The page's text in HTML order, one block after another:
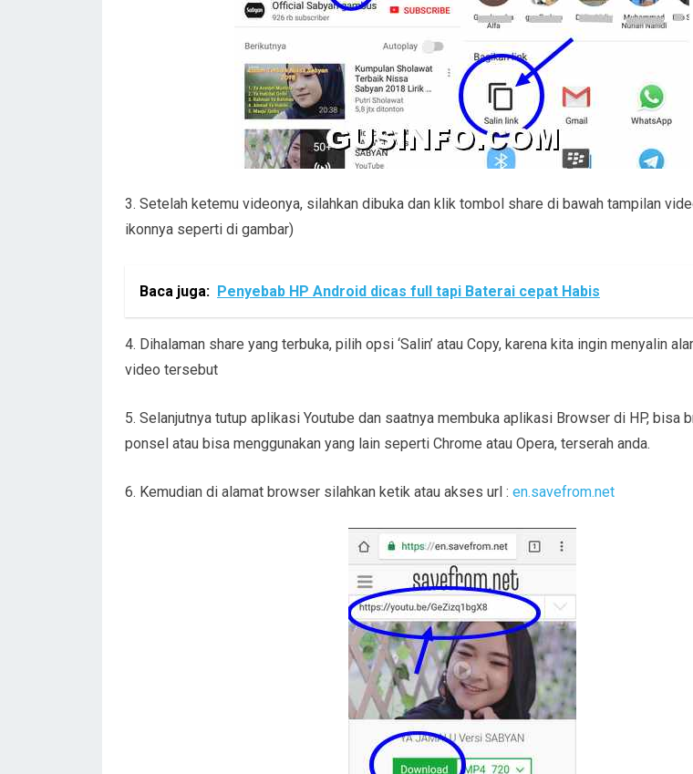
3. Setelah ketemu videonya, silahkan dibuka dan klik tombol share di bawah tampilan
ikonnya seperti di gambar)
Baca juga: Penyebab HP Android dicas full tapi Baterai cepat Habis
4. Dihalaman share yang terbuka, pilih opsi ‘Salin’ atau Copy, karena kita ingin menyalin
video tersebut
5. Selanjutnya tutup aplikasi Youtube dan saatnya membuka aplikasi Browser di HP, bisa
ponsel atau bisa menggunakan yang lain seperti Chrome atau Opera, terserah anda.
6. Kemudian di alamat browser silahkan ketik atau akses url : en.savefrom.net